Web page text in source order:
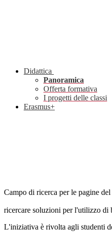
Didattica
Panoramica
Offerta formativa
I progetti delle classi
Erasmus+
Campo di ricerca per le pagine
ricercare soluzioni per l'utilizzo di
L'iniziativa è rivolta agli studenti